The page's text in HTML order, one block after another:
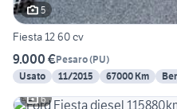
5
Fiesta 12 60 cv
9.000 €Pesaro(PU)
Usato
11/2015 67000 Km
6